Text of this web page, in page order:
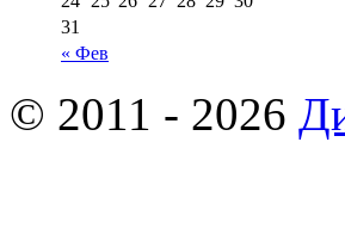
« Фев
31
© 2011 - 2026